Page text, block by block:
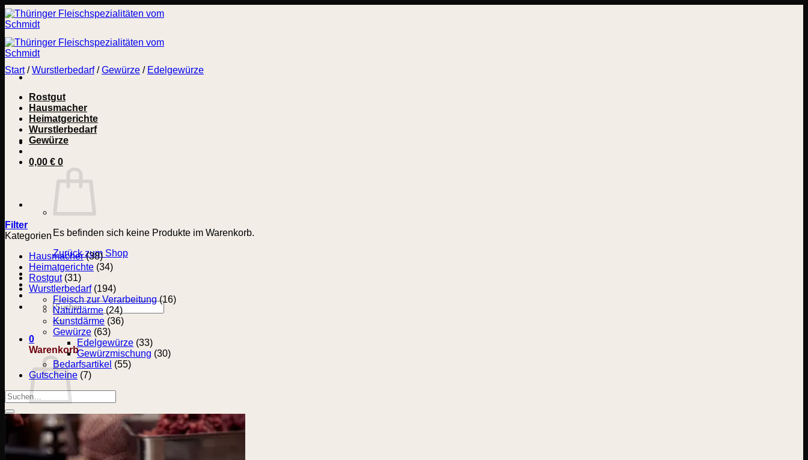
Zum
Inhalt
springen
Rostgut
Hausmacher
Heimatgerichte
Wurstlerbedarf
Gewürze
0,00 € 0
Es befinden sich keine Produkte im Warenkorb.
Zurück zum Shop
Suchen
nach:
0
Warenkorb
Es befinden sich keine Produkte im Warenkorb.
Zurück zum Shop
Start / Wurstlerbedarf / Gewürze / Edelgewürze
Filter
Kategorien
Hausmacher (38)
Heimatgerichte (34)
Rostgut (31)
Wurstlerbedarf (194)
Fleisch zur Verarbeitung (16)
Naturdärme (24)
Kunstdärme (36)
Gewürze (63)
Edelgewürze (33)
Gewürzmischung (30)
Bedarfsartikel (55)
Gutscheine (7)
Suchen
nach: